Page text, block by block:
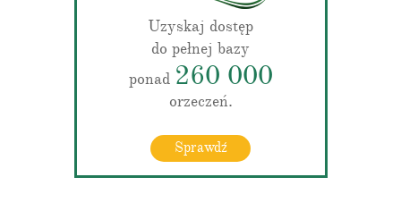
Uzyskaj dostęp
do pełnej bazy
ponad 260 000
orzeczeń.
Sprawdź